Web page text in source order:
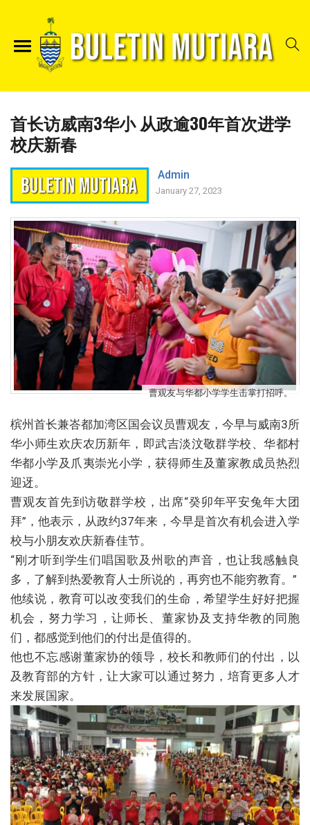
首长访威南3华小 从政逾30年首次进学
校庆新春
Admin
January 27, 2023
曹观友与华都小学学生击掌打招呼。
槟州首长兼峇都加湾区国会议员曹观友，今早与威南3所
华小师生欢庆农历新年，即武吉淡汶敬群学校、华都村
华都小学及爪夷崇光小学，获得师生及董家教成员热烈
迎迓。
曹观友首先到访敬群学校，出席“癸卯年平安兔年大团
拜”，他表示，从政约37年来，今早是首次有机会进入学
校与小朋友欢庆新春佳节。
“刚才听到学生们唱国歌及州歌的声音，也让我感触良
多，了解到热爱教育人士所说的，再穷也不能穷教育。”
他续说，教育可以改变我们的生命，希望学生好好把握
机会，努力学习，让师长、董家协及支持华教的同胞
们，都感觉到他们的付出是值得的。
他也不忘感谢董家协的领导，校长和教师们的付出，以
及教育部的方针，让大家可以通过努力，培育更多人才
来发展国家。